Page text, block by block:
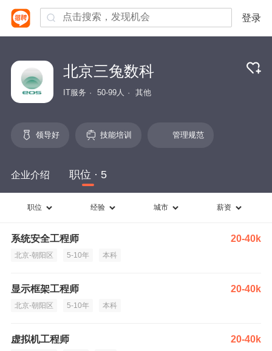
登录
北京三兔数科
IT服务 50-99人 其他
领导好 技能培训 管理规范
企业介绍 职位 · 5
职位 经验 城市 薪资
系统安全工程师 20-40k
北京-朝阳区 5-10年 本科
显示框架工程师 20-40k
北京-朝阳区 5-10年 本科
虚拟机工程师 20-40k